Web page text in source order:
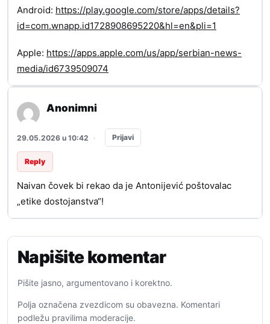
Android: https://play.google.com/store/apps/details?
id=com.wnapp.id1728908695220&hl=en&pli=1
Apple: https://apps.apple.com/us/app/serbian-news-
media/id6739509074
Anonimni
29.05.2026 u 10:42 · Prijavi
Reply
Naivan čovek bi rekao da je Antonijević poštovalac
„etike dostojanstva“!
Napišite komentar
Pišite jasno, argumentovano i korektno.
Polja označena zvezdicom su obavezna. Komentari
podležu pravilima moderacije.